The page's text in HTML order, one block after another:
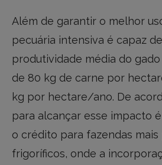
Além de garantir o melhor
pecuária intensiva é capaz
produtividade média do
de 80 kg de carne por
kg por hectare/ano. De
para alcançar esse impacto
o crédito para fazendas mais
frigoríficos, onde a